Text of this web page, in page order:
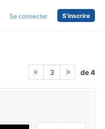
Se connecter S'inscrire
3 de 4